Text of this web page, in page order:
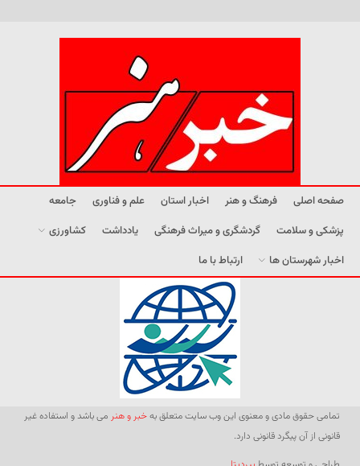
صفحه اصلی فرهنگ و هنر اخبار استان علم و فناوری
جامعه
پزشکی و سلامت
گردشگری و میراث فرهنگی یادداشت
کشاورزی
اخبار شهرستان ها
ارتباط با ما
تمامی حقوق مادی و معنوی این وب سایت متعلق بهخبر و هنر می باشد و استفاده غیر
قانونی از آن پیگرد قانونی دارد.